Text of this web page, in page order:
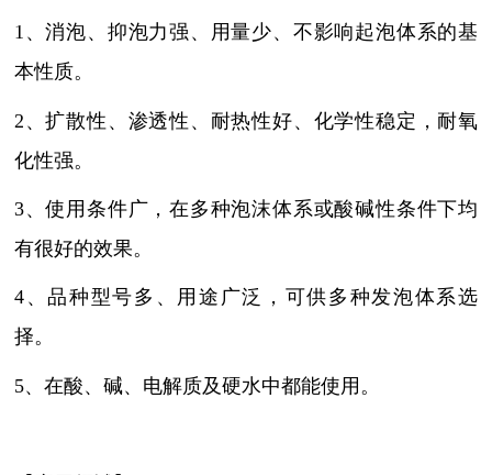
1、消泡、抑泡力强、用量少、不影响起泡体系的基
本性质。
2、扩散性、渗透性、耐热性好、化学性稳定，耐氧
化性强。
3、使用条件广，在多种泡沫体系或酸碱性条件下均
有很好的效果。
4、品种型号多、用途广泛，可供多种发泡体系选
择。
5、在酸、碱、电解质及硬水中都能使用。